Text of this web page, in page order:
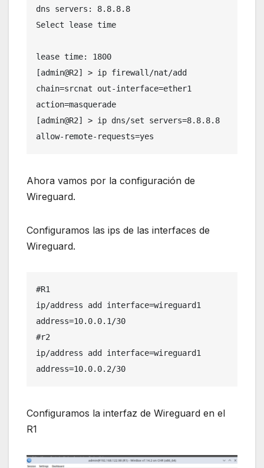
dns servers: 8.8.8.8
Select lease time
lease time: 1800
[admin@R2] > ip firewall/nat/add
chain=srcnat out-interface=ether1
action=masquerade
[admin@R2] > ip dns/set servers=8.8.8.8
allow-remote-requests=yes
Ahora vamos por la configuración de
Wireguard.
Configuramos las ips de las interfaces de
Wireguard.
#R1
ip/address add interface=wireguard1
address=10.0.0.1/30
#r2
ip/address add interface=wireguard1
address=10.0.0.2/30
Configuramos la interfaz de Wireguard en el
R1